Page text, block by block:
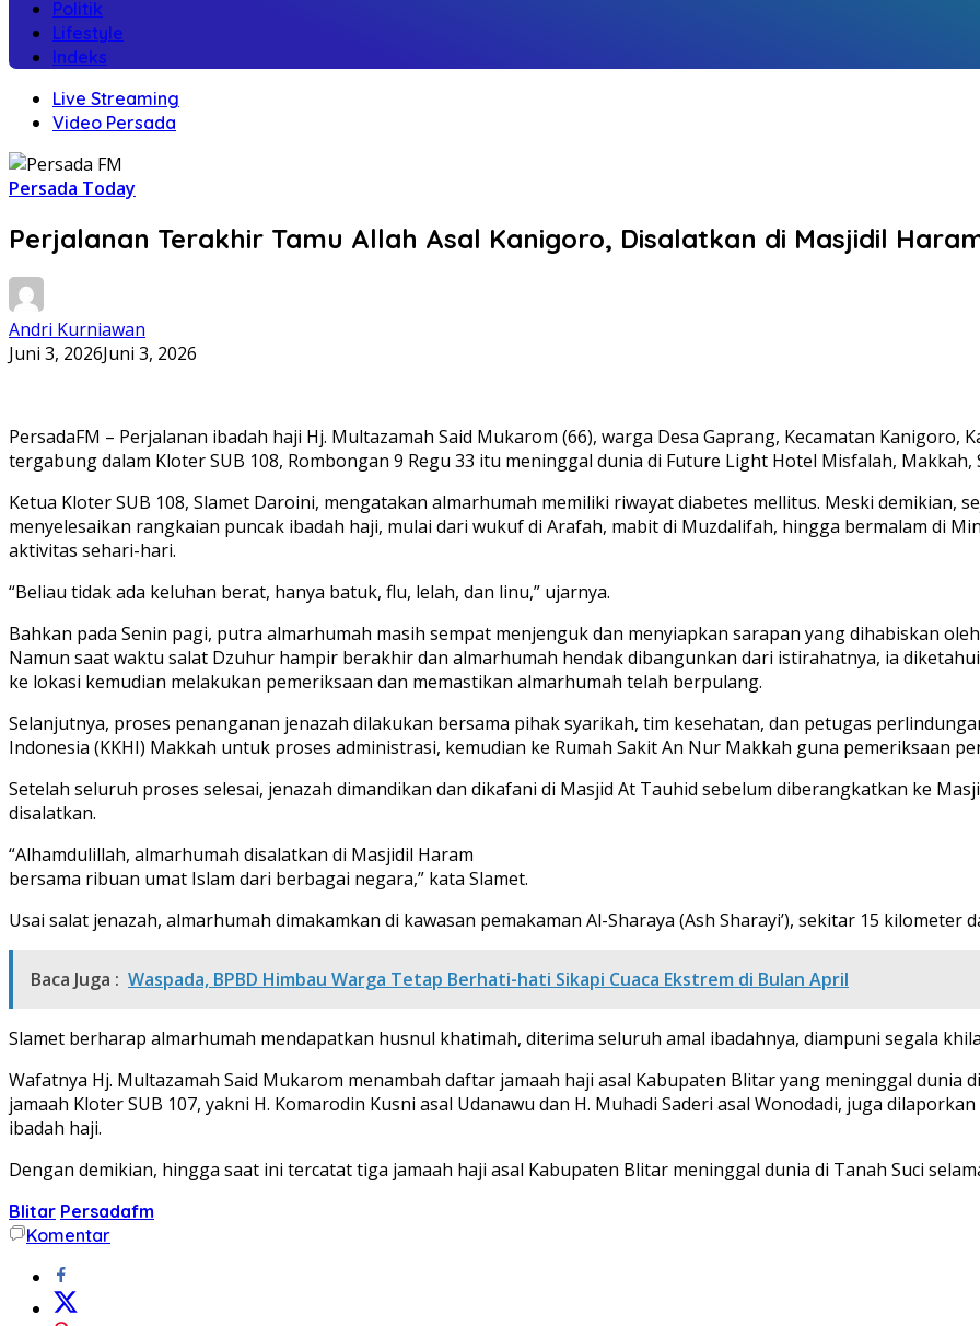
Politik
Lifestyle
Indeks
Live Streaming
Video Persada
Persada Today
Perjalanan Terakhir Tamu Allah Asal Kanigoro, Disalatkan di Masjidil
Andri Kurniawan
Juni 3, 2026Juni 3, 2026
PersadaFM – Perjalanan ibadah haji Hj. Multazamah Said Mukarom (66), warga Desa Gaprang, Kecamatan Kanigoro,
tergabung dalam Kloter SUB 108, Rombongan 9 Regu 33 itu meninggal dunia di Future Light Hotel Misfalah,
Ketua Kloter SUB 108, Slamet Daroini, mengatakan almarhumah memiliki riwayat diabetes mellitus. Meski demikian,
menyelesaikan rangkaian puncak ibadah haji, mulai dari wukuf di Arafah, mabit di Muzdalifah, hingga bermalam di
aktivitas sehari-hari.
“Beliau tidak ada keluhan berat, hanya batuk, flu, lelah, dan linu,” ujarnya.
Bahkan pada Senin pagi, putra almarhumah masih sempat menjenguk dan menyiapkan sarapan yang dihabiskan
Namun saat waktu salat Dzuhur hampir berakhir dan almarhumah hendak dibangunkan dari istirahatnya, ia
ke lokasi kemudian melakukan pemeriksaan dan memastikan almarhumah telah berpulang.
Selanjutnya, proses penanganan jenazah dilakukan bersama pihak syarikah, tim kesehatan, dan petugas
Indonesia (KKHI) Makkah untuk proses administrasi, kemudian ke Rumah Sakit An Nur Makkah guna pemeriksaan
Setelah seluruh proses selesai, jenazah dimandikan dan dikafani di Masjid At Tauhid sebelum diberangkatkan ke
disalatkan.
“Alhamdulillah, almarhumah disalatkan di Masjidil Haram
bersama ribuan umat Islam dari berbagai negara,” kata Slamet.
Usai salat jenazah, almarhumah dimakamkan di kawasan pemakaman Al-Sharaya (Ash Sharayi’), sekitar 15 kilometer
Baca Juga : Waspada, BPBD Himbau Warga Tetap Berhati-hati Sikapi Cuaca Ekstrem di Bulan April
Slamet berharap almarhumah mendapatkan husnul khatimah, diterima seluruh amal ibadahnya, diampuni segala
Wafatnya Hj. Multazamah Said Mukarom menambah daftar jamaah haji asal Kabupaten Blitar yang meninggal dunia
jamaah Kloter SUB 107, yakni H. Komarodin Kusni asal Udanawu dan H. Muhadi Saderi asal Wonodadi, juga
ibadah haji.
Dengan demikian, hingga saat ini tercatat tiga jamaah haji asal Kabupaten Blitar meninggal dunia di Tanah Suci
Blitar Persadafm
Komentar